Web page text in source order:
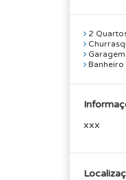
2
Garagem
Banheiro
xxx